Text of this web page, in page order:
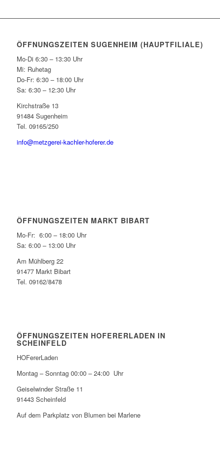
ÖFFNUNGSZEITEN SUGENHEIM (HAUPTFILIALE)
Mo-Di 6:30 – 13:30 Uhr
Mi: Ruhetag
Do-Fr: 6:30 – 18:00 Uhr
Sa: 6:30 – 12:30 Uhr
Kirchstraße 13
91484 Sugenheim
Tel. 09165/250
info@metzgerei-kachler-hoferer.de
ÖFFNUNGSZEITEN MARKT BIBART
Mo-Fr: 6:00 – 18:00 Uhr
Sa: 6:00 – 13:00 Uhr
Am Mühlberg 22
91477 Markt Bibart
Tel. 09162/8478
ÖFFNUNGSZEITEN HOFERERLADEN IN
SCHEINFELD
HOFererLaden
Montag – Sonntag 00:00 – 24:00 Uhr
Geiselwinder Straße 11
91443 Scheinfeld
Auf dem Parkplatz von Blumen bei Marlene